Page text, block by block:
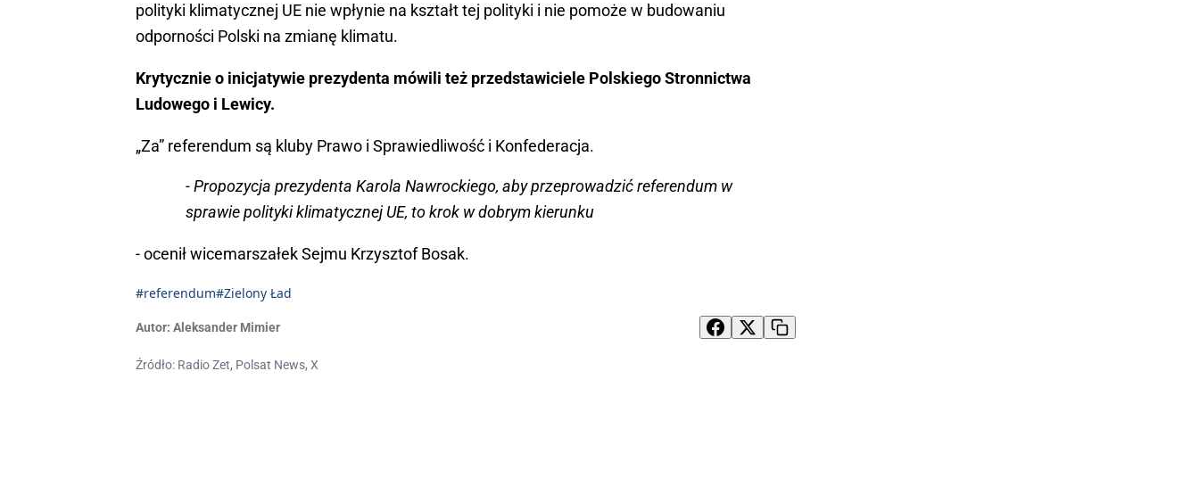
polityki klimatycznej UE nie wpłynie na kształt tej polityki i nie pomoże w budowaniu
odporności Polski na zmianę klimatu.
Krytycznie o inicjatywie prezydenta mówili też przedstawiciele Polskiego Stronnictwa
Ludowego i Lewicy.
„Za” referendum są kluby Prawo i Sprawiedliwość i Konfederacja.
- Propozycja prezydenta Karola Nawrockiego, aby przeprowadzić referendum w
sprawie polityki klimatycznej UE, to krok w dobrym kierunku
- ocenił wicemarszałek Sejmu Krzysztof Bosak.
#referendum#Zielony Ład
Autor: Aleksander Mimier
Źródło: Radio Zet, Polsat News, X